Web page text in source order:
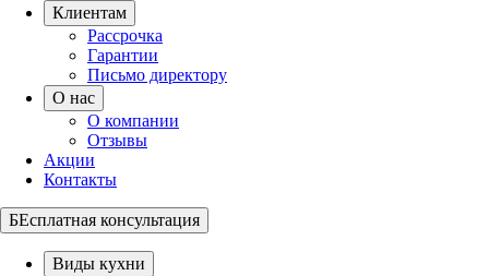
Клиентам
Рассрочка
Гарантии
Письмо директору
О нас
О компании
Отзывы
Акции
Контакты
БЕсплатная консультация
Виды кухни